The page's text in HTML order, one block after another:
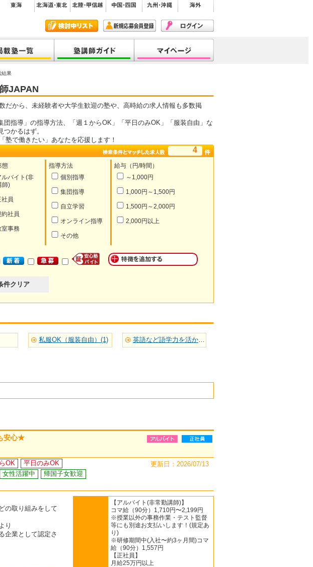
結果
JAPAN
から、未経験者や大学生歓迎の塾や、高時給の求人情報も多数掲
指導」の指導方法、「週１からOK」「平日のみOK」「服装自由」な
かるはず。
で働きたい」あなたを応援します！
4
態
ルバイト(非
師)
社員
約社員
室事務
指導方法
個別指導
集団指導
自立学習
オンライン指導
その他
給与（円/時間）
～1,000円
1,000円～1,500円
1,500円～2,000円
2,000円以上
件クリア
私服OK（服装自由）(1) 英語など語学力を活かせる(3)
安心★
OK
平日のみOK
女性活躍中
帰国子女歓迎
更新日：2026/07/13
の取り組みをして
り
企業として認定さ
【アルバイト(非常勤講師)】
コマ給（90分）1,710円〜2,199円
※授業以外の事務作業・テスト監督
等にも別途お支払いします！(規定あ
り)
※研修期間中(入社〜約3ヶ月間)コマ
給（90分）1,557円
【正社員】
月給25万円以上